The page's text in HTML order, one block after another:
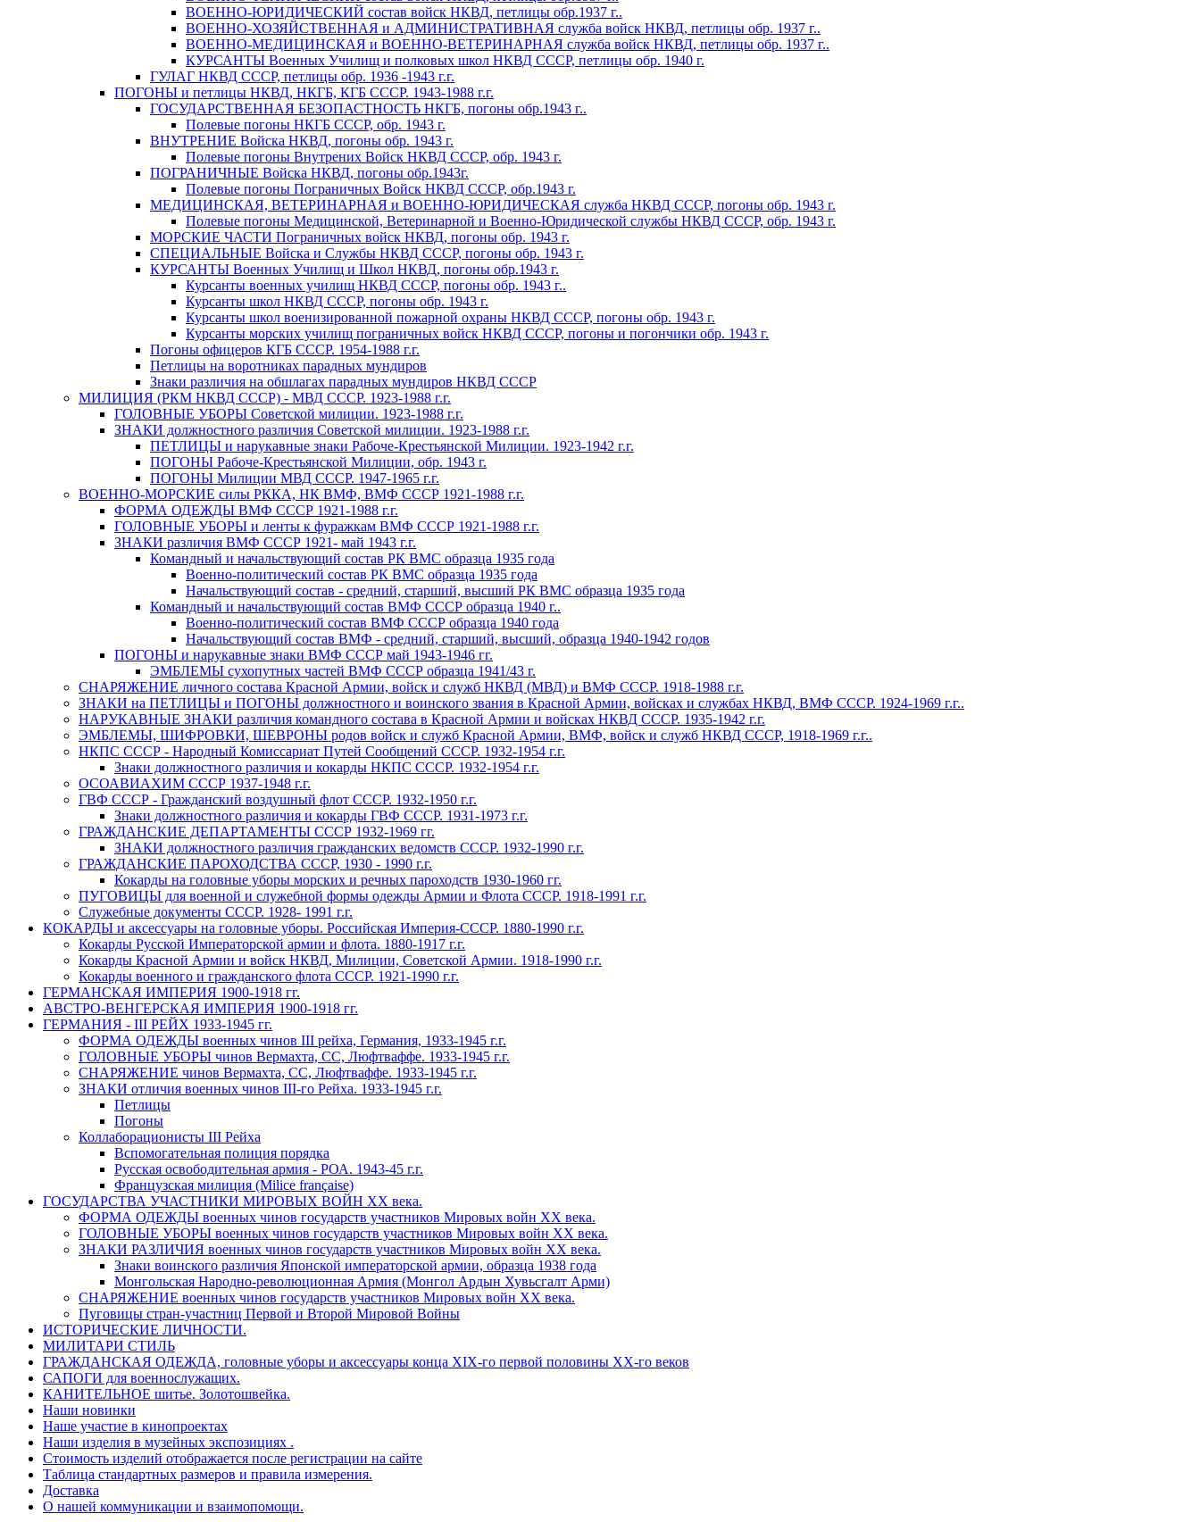
ВОЕННО-ЮРИДИЧЕСКИЙ состав войск НКВД, петлицы обр.1937 г..
ВОЕННО-ХОЗЯЙСТВЕННАЯ и АДМИНИСТРАТИВНАЯ служба войск НКВД, петлицы обр. 1937 г..
ВОЕННО-МЕДИЦИНСКАЯ и ВОЕННО-ВЕТЕРИНАРНАЯ служба войск НКВД, петлицы обр. 1937 г..
КУРСАНТЫ Военных Училищ и полковых школ НКВД СССР, петлицы обр. 1940 г.
ГУЛАГ НКВД СССР, петлицы обр. 1936 -1943 г.г.
ПОГОНЫ и петлицы НКВД, НКГБ, КГБ СССР. 1943-1988 г.г.
ГОСУДАРСТВЕННАЯ БЕЗОПАСТНОСТЬ НКГБ, погоны обр.1943 г..
Полевые погоны НКГБ СССР, обр. 1943 г.
ВНУТРЕНИЕ Войска НКВД, погоны обр. 1943 г.
Полевые погоны Внутрених Войск НКВД СССР, обр. 1943 г.
ПОГРАНИЧНЫЕ Войска НКВД, погоны обр.1943г.
Полевые погоны Пограничных Войск НКВД СССР, обр.1943 г.
МЕДИЦИНСКАЯ, ВЕТЕРИНАРНАЯ и ВОЕННО-ЮРИДИЧЕСКАЯ служба НКВД СССР, погоны обр. 1943 г.
Полевые погоны Медицинской, Ветеринарной и Военно-Юридической службы НКВД СССР, обр. 1943 г.
МОРСКИЕ ЧАСТИ Пограничных войск НКВД, погоны обр. 1943 г.
СПЕЦИАЛЬНЫЕ Войска и Службы НКВД СССР, погоны обр. 1943 г.
КУРСАНТЫ Военных Училищ и Школ НКВД, погоны обр.1943 г.
Курсанты военных училищ НКВД СССР, погоны обр. 1943 г..
Курсанты школ НКВД СССР, погоны обр. 1943 г.
Курсанты школ военизированной пожарной охраны НКВД СССР, погоны обр. 1943 г.
Курсанты морских училищ пограничных войск НКВД CCCP, погоны и погончики обр. 1943 г.
Погоны офицеров КГБ СССР. 1954-1988 г.г.
Петлицы на воротниках парадных мундиров
Знаки различия на обшлагах парадных мундиров НКВД СССР
МИЛИЦИЯ (РКМ НКВД СССР) - МВД СССР. 1923-1988 г.г.
ГОЛОВНЫЕ УБОРЫ Советской милиции. 1923-1988 г.г.
ЗНАКИ должностного различия Советской милиции. 1923-1988 г.г.
ПЕТЛИЦЫ и нарукавные знаки Рабоче-Крестьянской Милиции. 1923-1942 г.г.
ПОГОНЫ Рабоче-Крестьянской Милиции, обр. 1943 г.
ПОГОНЫ Милиции МВД СССР. 1947-1965 г.г.
ВОЕННО-МОРСКИЕ силы РККА, НК ВМФ, ВМФ СССР 1921-1988 г.г.
ФОРМА ОДЕЖДЫ ВМФ СССР 1921-1988 г.г.
ГОЛОВНЫЕ УБОРЫ и ленты к фуражкам ВМФ СССР 1921-1988 г.г.
ЗНАКИ различия ВМФ СССР 1921- май 1943 г.г.
Командный и начальствующий состав РК ВМС образца 1935 года
Военно-политический состав РК ВМС образца 1935 года
Начальствующий состав - средний, старший, высший РК ВМС образца 1935 года
Командный и начальствующий состав ВМФ СССР образца 1940 г..
Военно-политический состав ВМФ СССР образца 1940 года
Начальствующий состав ВМФ - средний, старший, высший, образца 1940-1942 годов
ПОГОНЫ и нарукавные знаки ВМФ СССР май 1943-1946 гг.
ЭМБЛЕМЫ сухопутных частей ВМФ СССР образца 1941/43 г.
СНАРЯЖЕНИЕ личного состава Красной Армии, войск и служб НКВД (МВД) и ВМФ СССР. 1918-1988 г.г.
ЗНАКИ на ПЕТЛИЦЫ и ПОГОНЫ должностного и воинского звания в Красной Армии, войсках и службах НКВД, ВМФ СССР. 1924-1969 г.г..
НАРУКАВНЫЕ ЗНАКИ различия командного состава в Красной Армии и войсках НКВД СССР. 1935-1942 г.г.
ЭМБЛЕМЫ, ШИФРОВКИ, ШЕВРОНЫ родов войск и служб Красной Армии, ВМФ, войск и служб НКВД СССР, 1918-1969 г.г..
НКПС СССР - Народный Комиссариат Путей Сообщений СССР. 1932-1954 г.г.
Знаки должностного различия и кокарды НКПС СССР. 1932-1954 г.г.
ОСОАВИАХИМ СССР 1937-1948 г.г.
ГВФ СССР - Гражданский воздушный флот СССР. 1932-1950 г.г.
Знаки должностного различия и кокарды ГВФ СССР. 1931-1973 г.г.
ГРАЖДАНСКИЕ ДЕПАРТАМЕНТЫ СССР 1932-1969 гг.
ЗНАКИ должностного различия гражданских ведомств СССР. 1932-1990 г.г.
ГРАЖДАНСКИЕ ПАРОХОДСТВА СССР, 1930 - 1990 г.г.
Кокарды на головные уборы морских и речных пароходств 1930-1960 гг.
ПУГОВИЦЫ для военной и служебной формы одежды Армии и Флота СССР. 1918-1991 г.г.
Служебные документы СССР. 1928- 1991 г.г.
КОКАРДЫ и аксессуары на головные уборы. Российская Империя-СССР. 1880-1990 г.г.
Кокарды Русской Императорской армии и флота. 1880-1917 г.г.
Кокарды Красной Армии и войск НКВД, Милиции, Советской Армии. 1918-1990 г.г.
Кокарды военного и гражданского флота СССР. 1921-1990 г.г.
ГЕРМАНСКАЯ ИМПЕРИЯ 1900-1918 гг.
АВСТРО-ВЕНГЕРСКАЯ ИМПЕРИЯ 1900-1918 гг.
ГЕРМАНИЯ - III РЕЙХ 1933-1945 гг.
ФОРМА ОДЕЖДЫ военных чинов III рейха, Германия, 1933-1945 г.г.
ГОЛОВНЫЕ УБОРЫ чинов Вермахта, СС, Люфтваффе. 1933-1945 г.г.
СНАРЯЖЕНИЕ чинов Вермахта, СС, Люфтваффе. 1933-1945 г.г.
ЗНАКИ отличия военных чинов III-го Рейха. 1933-1945 г.г.
Петлицы
Погоны
Коллаборационисты ІІІ Рейха
Вспомогательная полиция порядка
Русская освободительная армия - РОА. 1943-45 г.г.
Французская милиция (Milice française)
ГОСУДАРСТВА УЧАСТНИКИ МИРОВЫХ ВОЙН ХХ века.
ФОРМА ОДЕЖДЫ военных чинов государств участников Мировых войн ХХ века.
ГОЛОВНЫЕ УБОРЫ военных чинов государств участников Мировых войн ХХ века.
ЗНАКИ РАЗЛИЧИЯ военных чинов государств участников Мировых войн ХХ века.
Знаки воинского различия Японской императорской армии, образца 1938 года
Монгольская Народно-революционная Армия (Монгол Ардын Хувьсгалт Арми)
СНАРЯЖЕНИЕ военных чинов государств участников Мировых войн ХХ века.
Пуговицы стран-участниц Первой и Второй Мировой Войны
ИСТОРИЧЕСКИЕ ЛИЧНОСТИ.
МИЛИТАРИ СТИЛЬ
ГРАЖДАНСКАЯ ОДЕЖДА, головные уборы и аксессуары конца ХІХ-го первой половины ХХ-го веков
САПОГИ для военнослужащих.
КАНИТЕЛЬНОЕ шитье. Золотошвейка.
Наши новинки
Наше участие в кинопроектах
Наши изделия в музейных экспозициях .
Стоимость изделий отображается после регистрации на сайте
Таблица стандартных размеров и правила измерения.
Доставка
О нашей коммуникации и взаимопомощи.